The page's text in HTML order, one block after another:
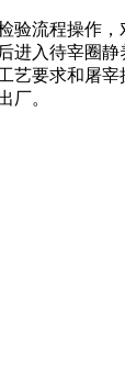
验流程操作
进入待宰圈
艺要求和屠
厂。